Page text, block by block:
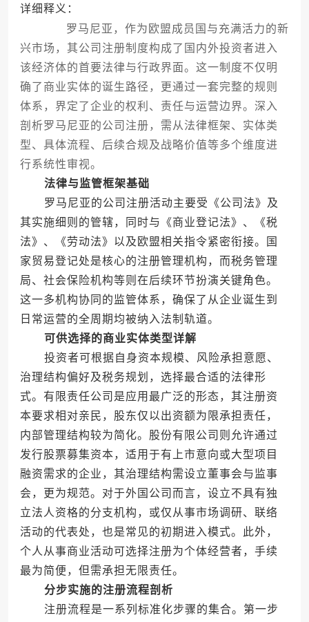
详细释义：
罗马尼亚，作为欧盟成员国与充满活力的新
兴市场，其公司注册制度构成了国内外投资者进入
该经济体的首要法律与行政界面。这一制度不仅明
确了商业实体的诞生路径，更通过一套完整的规则
体系，界定了企业的权利、责任与运营边界。深入
剖析罗马尼亚的公司注册，需从法律框架、实体类
型、具体流程、后续合规及战略价值等多个维度进
行系统性审视。
法律与监管框架基础
罗马尼亚的公司注册活动主要受《公司法》及
其实施细则的管辖，同时与《商业登记法》、《税
法》、《劳动法》以及欧盟相关指令紧密衔接。国
家贸易登记处是核心的注册管理机构，而税务管理
局、社会保险机构等则在后续环节扮演关键角色。
这一多机构协同的监管体系，确保了从企业诞生到
日常运营的全周期均被纳入法制轨道。
可供选择的商业实体类型详解
投资者可根据自身资本规模、风险承担意愿、
治理结构偏好及税务规划，选择最合适的法律形
式。有限责任公司是应用最广泛的形态，其注册资
本要求相对亲民，股东仅以出资额为限承担责任，
内部管理结构较为简化。股份有限公司则允许通过
发行股票募集资本，适用于有上市意向或大型项目
融资需求的企业，其治理结构需设立董事会与监事
会，更为规范。对于外国公司而言，设立不具有独
立法人资格的分支机构，或仅从事市场调研、联络
活动的代表处，也是常见的初期进入模式。此外，
个人从事商业活动可选择注册为个体经营者，手续
最为简便，但需承担无限责任。
分步实施的注册流程剖析
注册流程是一系列标准化步骤的集合。第一步